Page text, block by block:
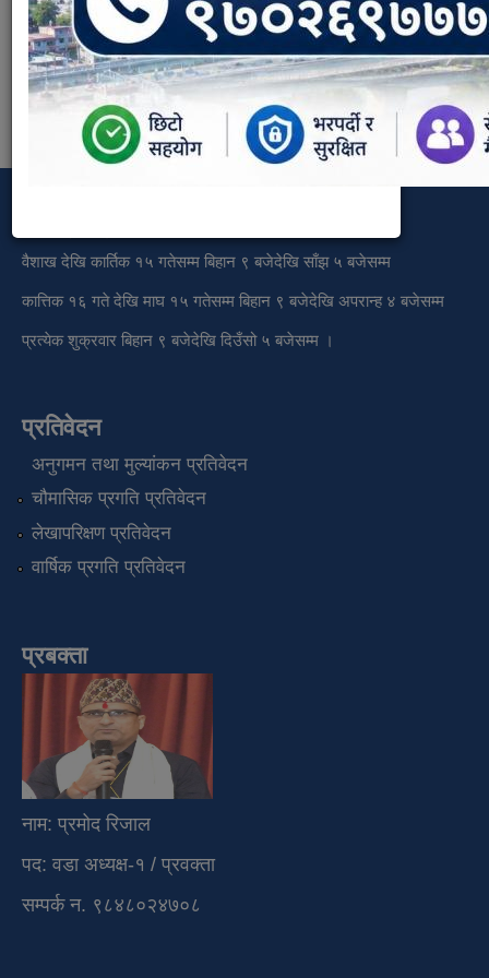
राजपत्र
नियम तथा निर्देशिकाहरु
वैशाख देखि कार्तिक १५ गतेसम्म बिहान ९ बजेदेखि साँझ ५ बजेसम्म
कात्तिक १६ गते देखि माघ १५ गतेसम्म बिहान ९ बजेदेखि अपरान्ह ४ बजेसम्म
प्रत्येक शुक्रवार बिहान ९ बजेदेखि दिउँसो ५ बजेसम्म ।
प्रतिवेदन
अनुगमन तथा मुल्यांकन प्रतिवेदन
चौमासिक प्रगति प्रतिवेदन
लेखापरिक्षण प्रतिवेदन
वार्षिक प्रगति प्रतिवेदन
प्रबक्ता
नाम: प्रमोद रिजाल
पद: वडा अध्यक्ष-१ / प्रवक्ता
सम्पर्क न. ९८४८०२४७०८